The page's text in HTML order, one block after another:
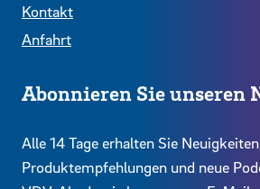
Abonnieren Sie unseren
Alle 14 Tage erhalten Sie
Produktempfehlungen und neue
Kontakt
Anfahrt